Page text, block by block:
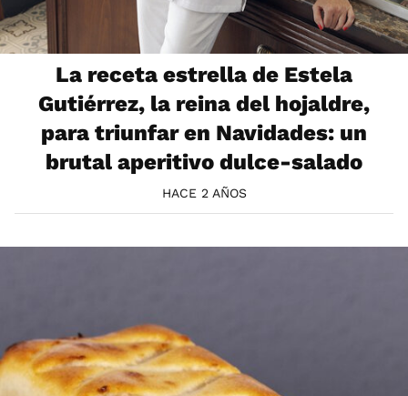
La receta estrella de Estela
Gutiérrez, la reina del hojaldre,
para triunfar en Navidades: un
brutal aperitivo dulce-salado
HACE 2 AÑOS